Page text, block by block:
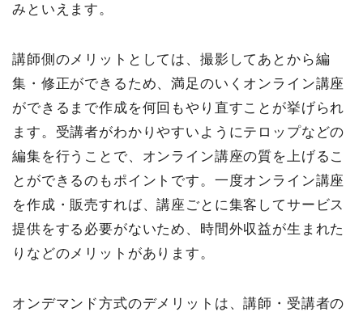
みといえます。
講師側のメリットとしては、撮影してあとから編
集・修正ができるため、満足のいくオンライン講座
ができるまで作成を何回もやり直すことが挙げられ
ます。受講者がわかりやすいようにテロップなどの
編集を行うことで、オンライン講座の質を上げるこ
とができるのもポイントです。一度オンライン講座
を作成・販売すれば、講座ごとに集客してサービス
提供をする必要がないため、時間外収益が生まれた
りなどのメリットがあります。
オンデマンド方式のデメリットは、講師・受講者の